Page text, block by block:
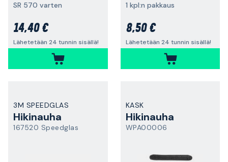
SR 570 varten
14,40 €
Lähetetään 24 tunnin sisällä!
1 kpl:n pakkaus
8,50 €
Lähetetään 24 tunnin sisällä!
3M SPEEDGLAS
Hikinauha
167520 Speedglas
KASK
Hikinauha
WPA00006